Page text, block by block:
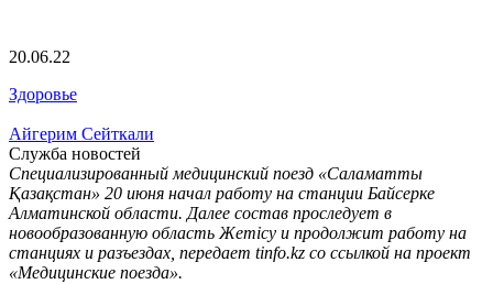
20.06.22
Здоровье
Айгерим Сейткали
Служба новостей
Специализированный медицинский поезд «Саламатты
Қазақстан» 20 июня начал работу на станции Байсерке
Алматинской области. Далее состав проследует в
новообразованную область Жетісу и продолжит работу на
станциях и разъездах, передает tinfo.kz со ссылкой на проект
«Медицинские поезда».